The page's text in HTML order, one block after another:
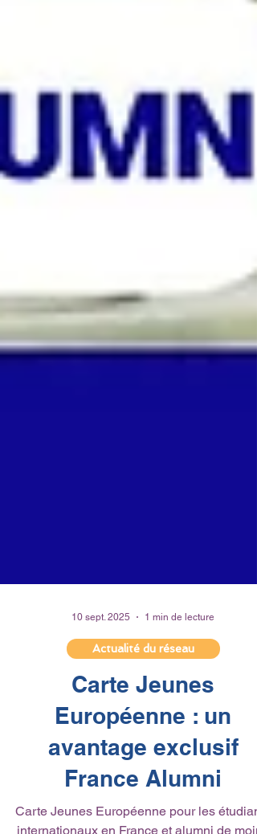
10 sept. 2025 1 min de lecture
Actualité du réseau
Carte Jeunes
Européenne : un
avantage exclusif
France Alumni